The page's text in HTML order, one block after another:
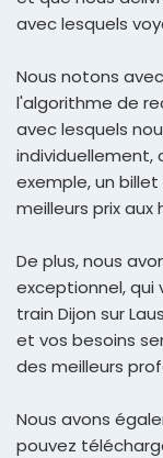
avec lesquels
Nous notons
l'algorithme de
avec lesquels
individuellement,
exemple, un
meilleurs prix aux
De plus, nous
exceptionnel,
train Dijon sur
et vos besoins
des meilleurs
Nous avons
pouvez